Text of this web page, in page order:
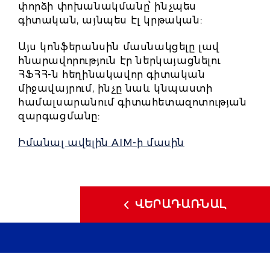
փորձի փոխանակմանը՝ ինչպես
գիտական, այնպես էլ կրթական:
Այս կոնֆերանսին մասնակցելը լավ
հնարավորություն էր ներկայացնելու
ՀՖՀՀ-ն հեղինակավոր գիտական ​​
միջավայրում, ինչը նաև կնպաստի
համալսարանում գիտահետազոտության
զարգացմանը:
Իմանալ ավելին AIM-ի մասին
ՎԵՐԱԴԱՌՆԱԼ